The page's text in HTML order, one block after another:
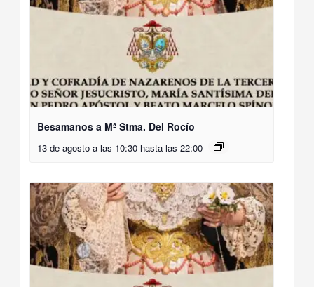
Besamanos a Mª Stma. Del Rocío
13 de agosto a las 10:30 hasta las 22:00